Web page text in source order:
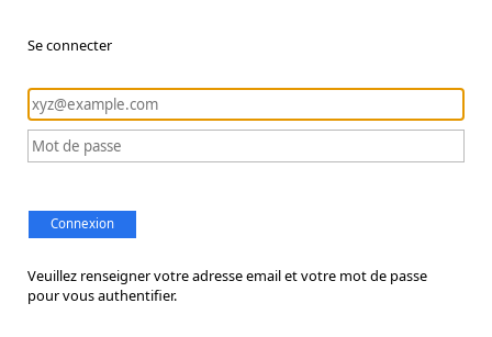
Se connecter
Connexion
Veuillez renseigner votre adresse email et votre mot de passe
pour vous authentifier.